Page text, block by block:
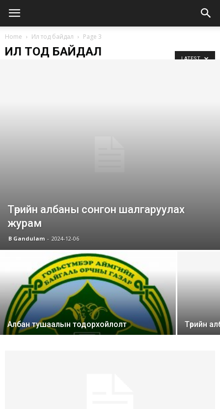
Home Ил тод байдал Page 3
ИЛ ТОД БАЙДАЛ
LATEST
Төрийн албаны сонгон шалгаруулах
журам
B Gandulam - 2024-12-06
Албан тушаалын тодорхойлолт Төрийн